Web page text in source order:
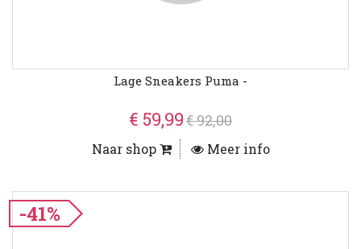
Lage Sneakers Puma -
€ 59,99€ 92,00
Naar shop Meer info
-41%